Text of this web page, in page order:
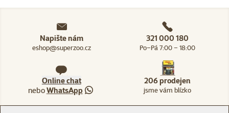
Napište nám
eshop@superzoo.cz
321 000 180
Po–Pá 7:00 – 18:00
Online chat
neboWhatsApp
206 prodejen
jsme vám blízko